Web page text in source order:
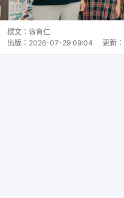
撰文： 容育仁
出版： 2026-07-29 09:04 更新：